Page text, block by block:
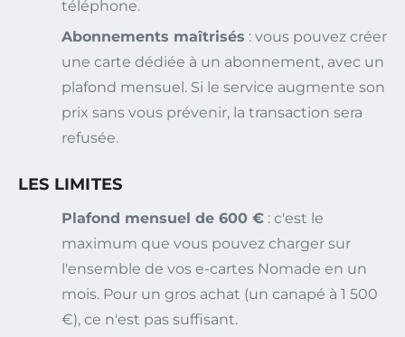
téléphone.
Abonnements maîtrisés : vous pouvez créer
une carte dédiée à un abonnement, avec un
plafond mensuel. Si le service augmente son
prix sans vous prévenir, la transaction sera
refusée.
LES LIMITES
Plafond mensuel de 600 € : c'est le
maximum que vous pouvez charger sur
l'ensemble de vos e-cartes Nomade en un
mois. Pour un gros achat (un canapé à 1 500
€), ce n'est pas suffisant.